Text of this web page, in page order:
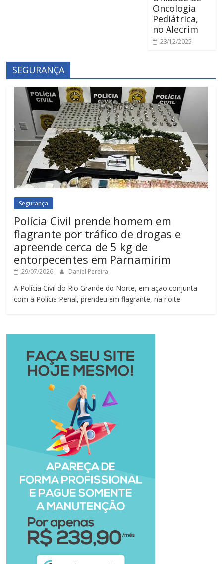
Oncologia
Pediátrica,
no Alecrim
23/12/2025
SEGURANÇA
Segurança
Polícia Civil prende homem em
flagrante por tráfico de drogas e
apreende cerca de 5 kg de
entorpecentes em Parnamirim
29/07/2026 Daniel Pereira
A Polícia Civil do Rio Grande do Norte, em ação conjunta
com a Polícia Penal, prendeu em flagrante, na noite